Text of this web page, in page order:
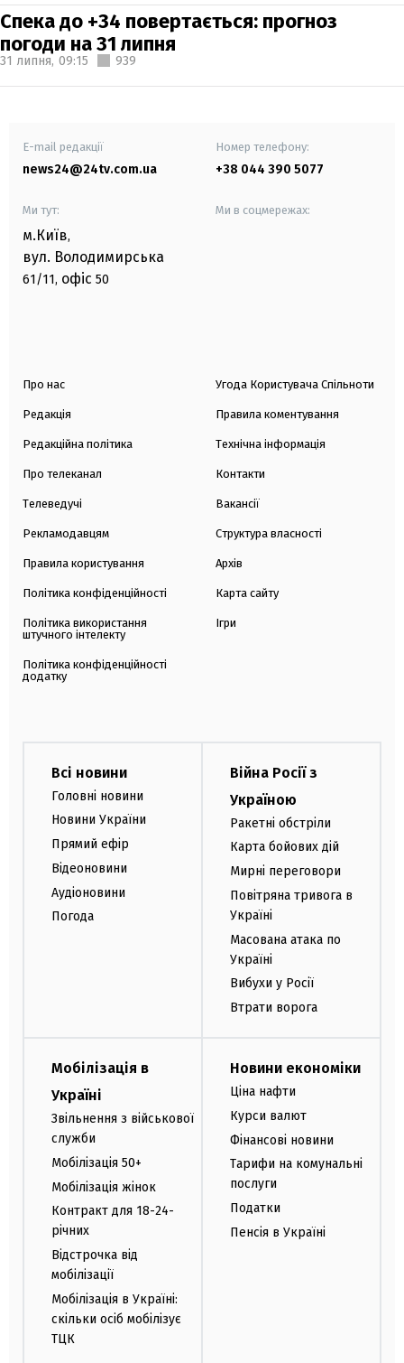
Спека до +34 повертається: прогноз
погоди на 31 липня
31 липня, 09:15 939
E-mail редакції
news24@24tv.com.ua
Номер телефону:
+38 044 390 5077
Ми тут:
м.Київ,
вул. Володимирська
61/11, офіс 50
Ми в соцмережах:
Про нас
Редакція
Редакційна політика
Про телеканал
Телеведучі
Рекламодавцям
Правила користування
Політика конфіденційності
Політика використання
штучного інтелекту
Політика конфіденційності
додатку
Угода Користувача Спільноти
Правила коментування
Технічна інформація
Контакти
Вакансії
Структура власності
Архів
Карта сайту
Ігри
Всі новини
Головні новини
Новини України
Прямий ефір
Відеоновини
Аудіоновини
Погода
Війна Росії з
Україною
Ракетні обстріли
Карта бойових дій
Мирні переговори
Повітряна тривога в
Україні
Масована атака по
Україні
Вибухи у Росії
Втрати ворога
Мобілізація в
Україні
Звільнення з військової
служби
Мобілізація 50+
Мобілізація жінок
Контракт для 18-24-
річних
Відстрочка від
мобілізації
Мобілізація в Україні:
скільки осіб мобілізує
ТЦК
Новини економіки
Ціна нафти
Курси валют
Фінансові новини
Тарифи на комунальні
послуги
Податки
Пенсія в Україні